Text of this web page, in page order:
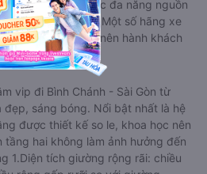
siêu nét, ổ cắm sạc đa năng nguồn
nhiều thiết bị. Một số hãng xe
chứa đồ rộng rãi nên hành khách
lý cần thiết.
vip đi Bình Chánh - Sài Gòn từ
đẹp, sáng bóng. Nổi bật nhất là hệ
được thiết kế so le, khoa học nên
tầng hai không làm ảnh hưởng đến
1.Diện tích giường rộng rãi: chiều